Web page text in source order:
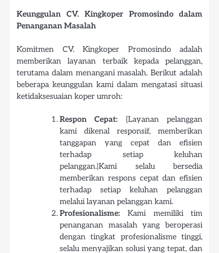
Keunggulan CV. Kingkoper Promosindo dalam
Penanganan Masalah
Komitmen CV. Kingkoper Promosindo adalah
memberikan layanan terbaik kepada pelanggan,
terutama dalam menangani masalah. Berikut adalah
beberapa keunggulan kami dalam mengatasi situasi
ketidaksesuaian koper umroh:
Respon Cepat: {Layanan pelanggan
kami dikenal responsif, memberikan
tanggapan yang cepat dan efisien
terhadap setiap keluhan
pelanggan.|Kami selalu bersedia
memberikan respons cepat dan efisien
terhadap setiap keluhan pelanggan
melalui layanan pelanggan kami.
Profesionalisme: Kami memiliki tim
penanganan masalah yang beroperasi
dengan tingkat profesionalisme tinggi,
selalu menyajikan solusi yang tepat, dan